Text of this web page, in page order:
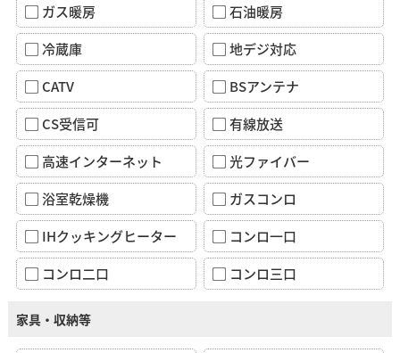
ガス暖房
石油暖房
冷蔵庫
地デジ対応
CATV
BSアンテナ
CS受信可
有線放送
高速インターネット
光ファイバー
浴室乾燥機
ガスコンロ
IHクッキングヒーター
コンロ一口
コンロ二口
コンロ三口
家具・収納等